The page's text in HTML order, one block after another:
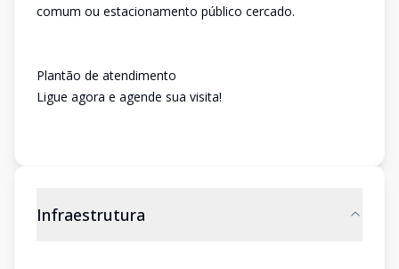
comum ou estacionamento público cercado.
Plantão de atendimento
Ligue agora e agende sua visita!
Infraestrutura